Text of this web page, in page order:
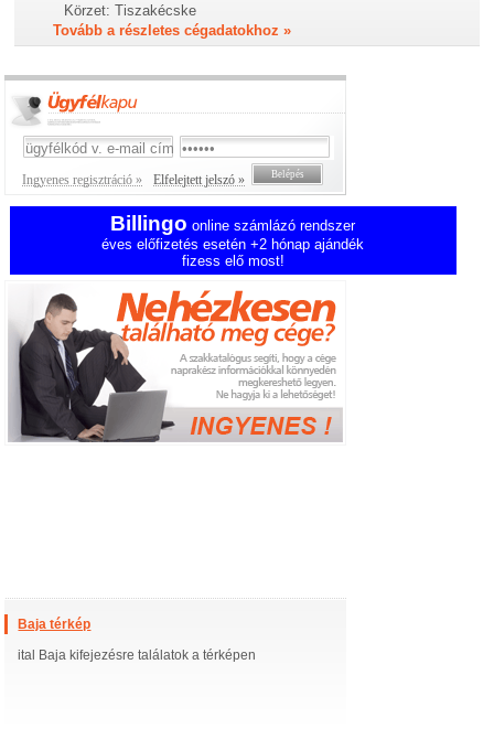
Körzet: Tiszakécske
Tovább a részletes cégadatokhoz »
Ingyenes regisztráció » Elfelejtett jelszó »
Billingo online számlázó rendszer
éves előfizetés esetén +2 hónap ajándék
fizess elő most!
Baja térkép
ital Baja kifejezésre találatok a térképen